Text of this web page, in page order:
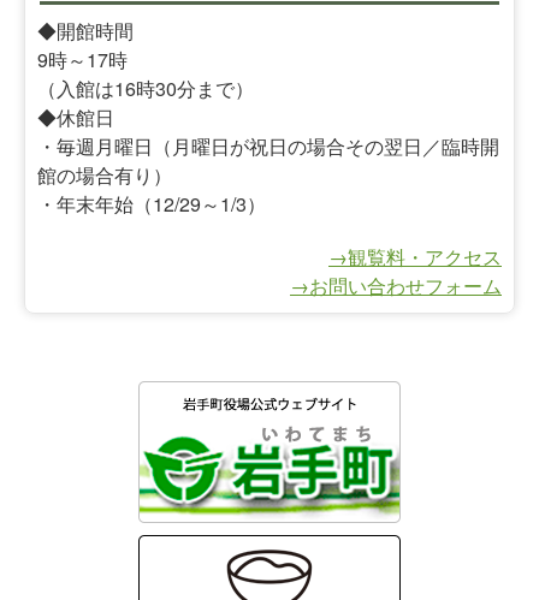
◆開館時間
9時～17時
（入館は16時30分まで）
◆休館日
・毎週月曜日（月曜日が祝日の場合その翌日／臨時開
館の場合有り）
・年末年始（12/29～1/3）
→観覧料・アクセス
→お問い合わせフォーム